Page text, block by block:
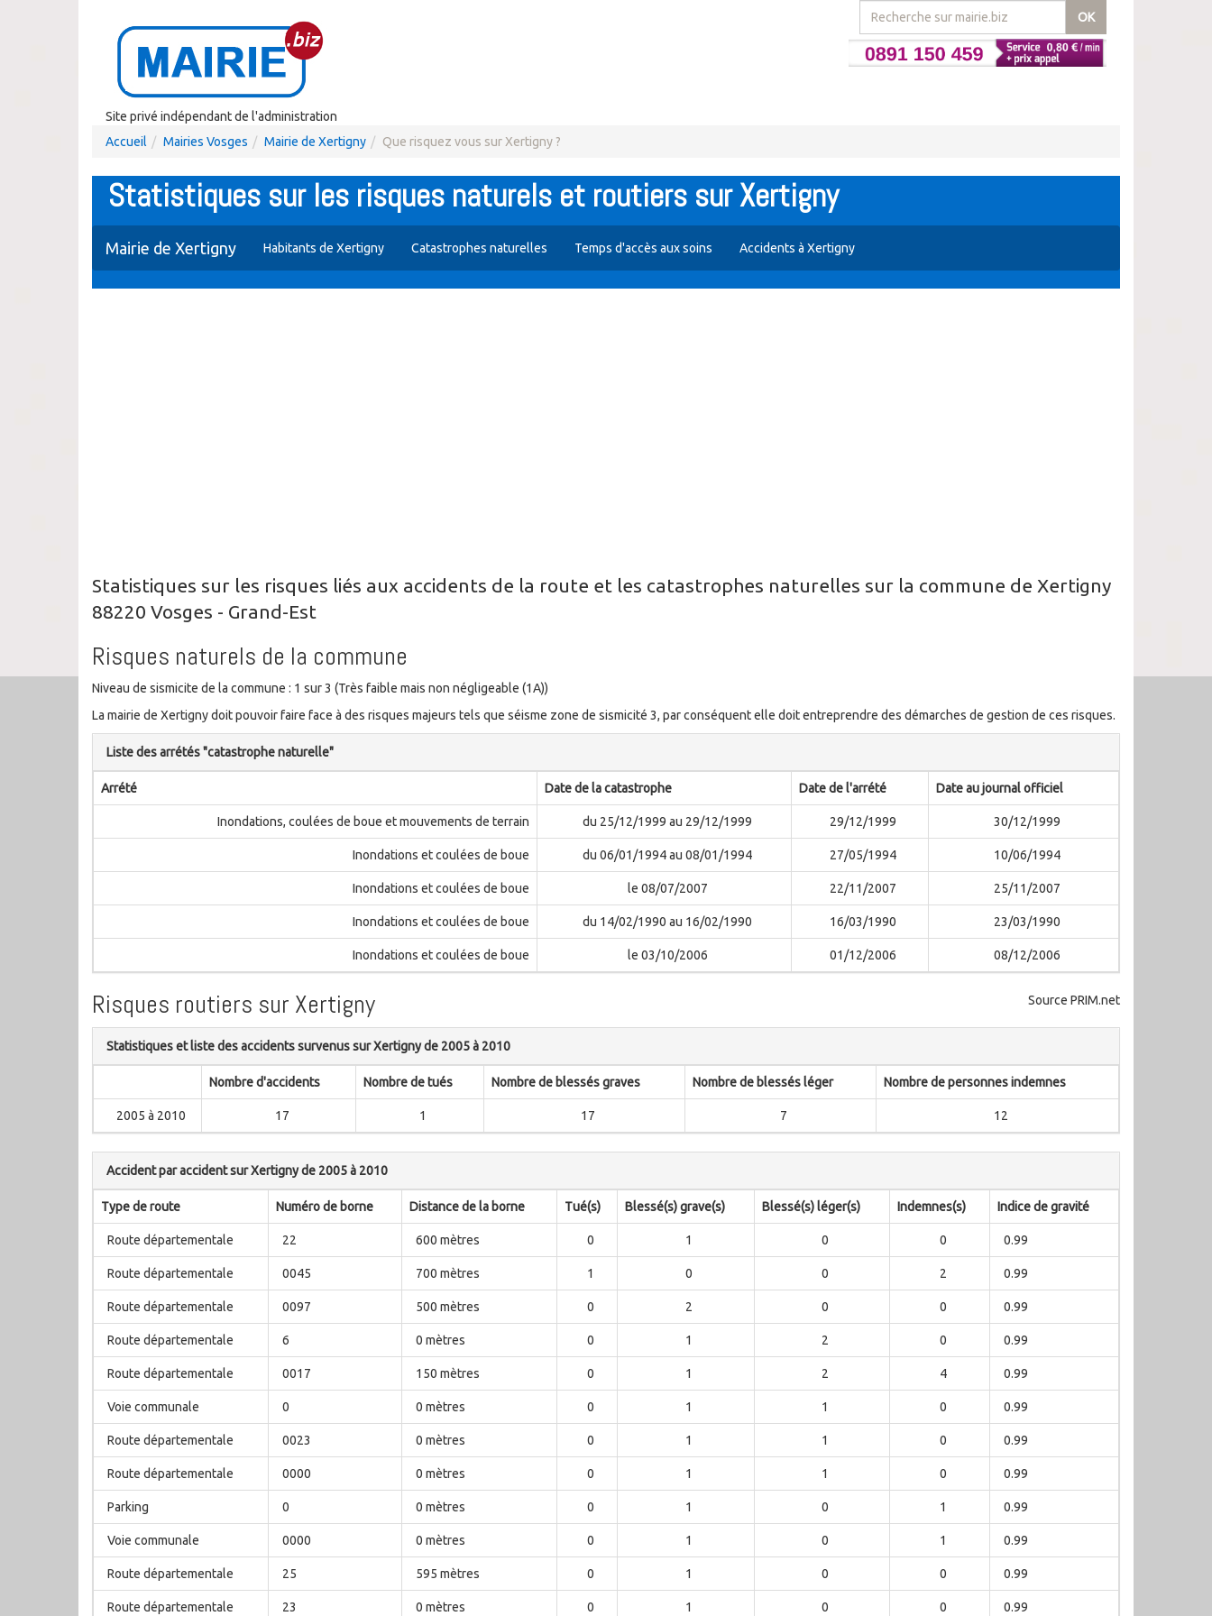
OK
Site privé indépendant de l'administration
Accueil
Mairies Vosges Mairie de Xertigny Que risquez vous sur Xertigny ?
Statistiques sur les risques naturels et routiers sur Xertigny
Mairie de Xertigny Habitants de Xertigny Catastrophes naturelles Temps d'accès aux soins Accidents à Xertigny
Statistiques sur les risques liés aux accidents de la route et les catastrophes naturelles sur la commune de Xertigny
88220 Vosges - Grand-Est
Risques naturels de la commune
Niveau de sismicite de la commune : 1 sur 3 (Très faible mais non négligeable (1A))
La mairie de Xertigny doit pouvoir faire face à des risques majeurs tels que séisme zone de sismicité 3, par conséquent elle doit entreprendre des démarches de gestion de ces risques.
Liste des arrétés "catastrophe naturelle"
Arrété Date de la catastrophe Date de l'arrété Date au journal officiel
Inondations, coulées de boue et mouvements de terrain du 25/12/1999 au 29/12/1999 29/12/1999 30/12/1999
Inondations et coulées de boue du 06/01/1994 au 08/01/1994 27/05/1994 10/06/1994
Inondations et coulées de boue le 08/07/2007 22/11/2007 25/11/2007
Inondations et coulées de boue du 14/02/1990 au 16/02/1990 16/03/1990 23/03/1990
Inondations et coulées de boue le 03/10/2006 01/12/2006 08/12/2006
Source PRIM.net
Risques routiers sur Xertigny
Statistiques et liste des accidents survenus sur Xertigny de 2005 à 2010
Nombre d'accidents Nombre de tués Nombre de blessés graves Nombre de blessés léger Nombre de personnes indemnes
2005 à 2010 17 1 17 7 12
Accident par accident sur Xertigny de 2005 à 2010
Type de route Numéro de borne Distance de la borne Tué(s) Blessé(s) grave(s) Blessé(s) léger(s) Indemnes(s) Indice de gravité
Route départementale 22 600 mètres 0 1 0 0 0.99
Route départementale 0045 700 mètres 1 0 0 2 0.99
Route départementale 0097 500 mètres 0 2 0 0 0.99
Route départementale 6 0 mètres 0 1 2 0 0.99
Route départementale 0017 150 mètres 0 1 2 4 0.99
Voie communale 0 0 mètres 0 1 1 0 0.99
Route départementale 0023 0 mètres 0 1 1 0 0.99
Route départementale 0000 0 mètres 0 1 1 0 0.99
Parking 0 0 mètres 0 1 0 1 0.99
Voie communale 0000 0 mètres 0 1 0 1 0.99
Route départementale 25 595 mètres 0 1 0 0 0.99
Route départementale 23 0 mètres 0 1 0 0 0.99